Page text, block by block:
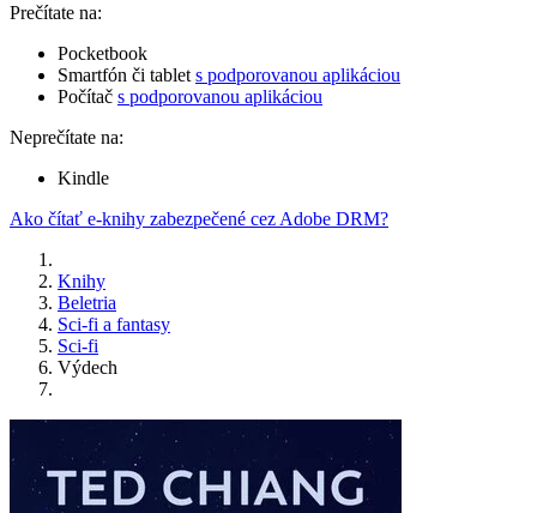
Prečítate na:
Pocketbook
Smartfón či tablet s podporovanou aplikáciou
Počítač s podporovanou aplikáciou
Neprečítate na:
Kindle
Ako čítať e-knihy zabezpečené cez Adobe DRM?
Knihy
Beletria
Sci-fi a fantasy
Sci-fi
Výdech